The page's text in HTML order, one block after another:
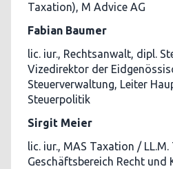
Taxation), M Advice AG
Fabian Baumer
lic. iur., Rechtsanwalt, dipl.
Vizedirektor der
Steuerverwaltung, Leiter
Steuerpolitik
Sirgit Meier
lic. iur., MAS Taxation / LL.M.
Geschäftsbereich Recht und